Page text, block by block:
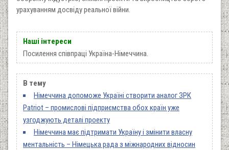
урахуванням досвіду реальної війни.
Наші інтереси
Посилення співпраці Україна-Німеччина.
В тему
Німеччина допоможе Україні створити аналог ЗРК
Patriot – промислові підприємства обох країн уже
узгоджують деталі проекту
Німеччина має підтримати Україну і змінити власну
ментальність – Німецька рада з міжнародних відносин